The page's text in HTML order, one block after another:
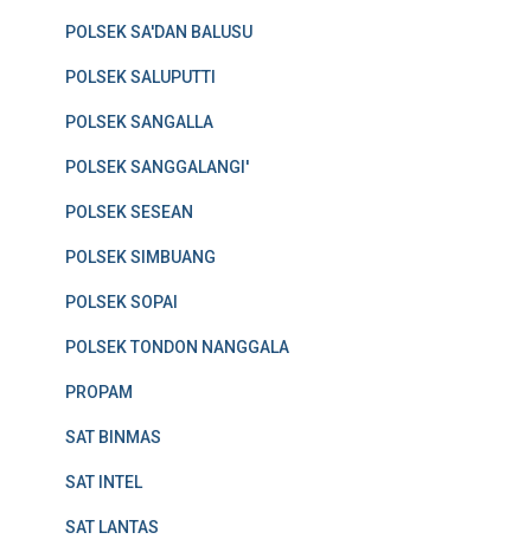
POLSEK SA'DAN BALUSU
POLSEK SALUPUTTI
POLSEK SANGALLA
POLSEK SANGGALANGI'
POLSEK SESEAN
POLSEK SIMBUANG
POLSEK SOPAI
POLSEK TONDON NANGGALA
PROPAM
SAT BINMAS
SAT INTEL
SAT LANTAS